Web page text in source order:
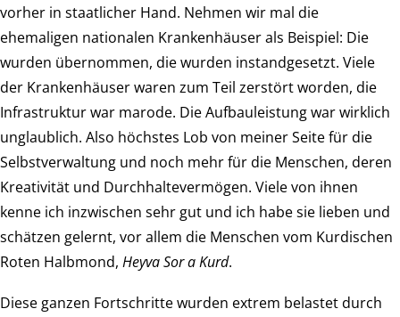
vorher in staatlicher Hand. Nehmen wir mal die
ehemaligen nationalen Krankenhäuser als Beispiel: Die
wurden übernommen, die wurden instandgesetzt. Viele
der Krankenhäuser waren zum Teil zerstört worden, die
Infrastruktur war marode. Die Aufbauleistung war wirklich
unglaublich. Also höchstes Lob von meiner Seite für die
Selbstverwaltung und noch mehr für die Menschen, deren
Kreativität und Durchhaltevermögen. Viele von ihnen
kenne ich inzwischen sehr gut und ich habe sie lieben und
schätzen gelernt, vor allem die Menschen vom Kurdischen
Roten Halbmond, Heyva Sor a Kurd.
Diese ganzen Fortschritte wurden extrem belastet durch